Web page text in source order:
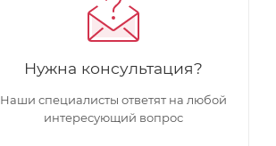
Нужна консультация?
Наши специалисты ответят на любой
интересующий вопрос